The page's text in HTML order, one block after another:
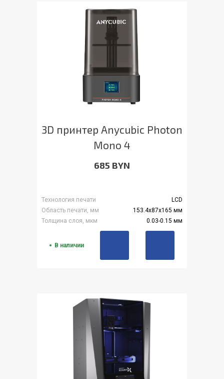
3D принтер Anycubic Photon
Mono 4
685 BYN
Технология печати
LCD
Область печати, мм
153.4x87x165 мм
Толщина слоя, мкм
0.03-0.15 мм
В наличии